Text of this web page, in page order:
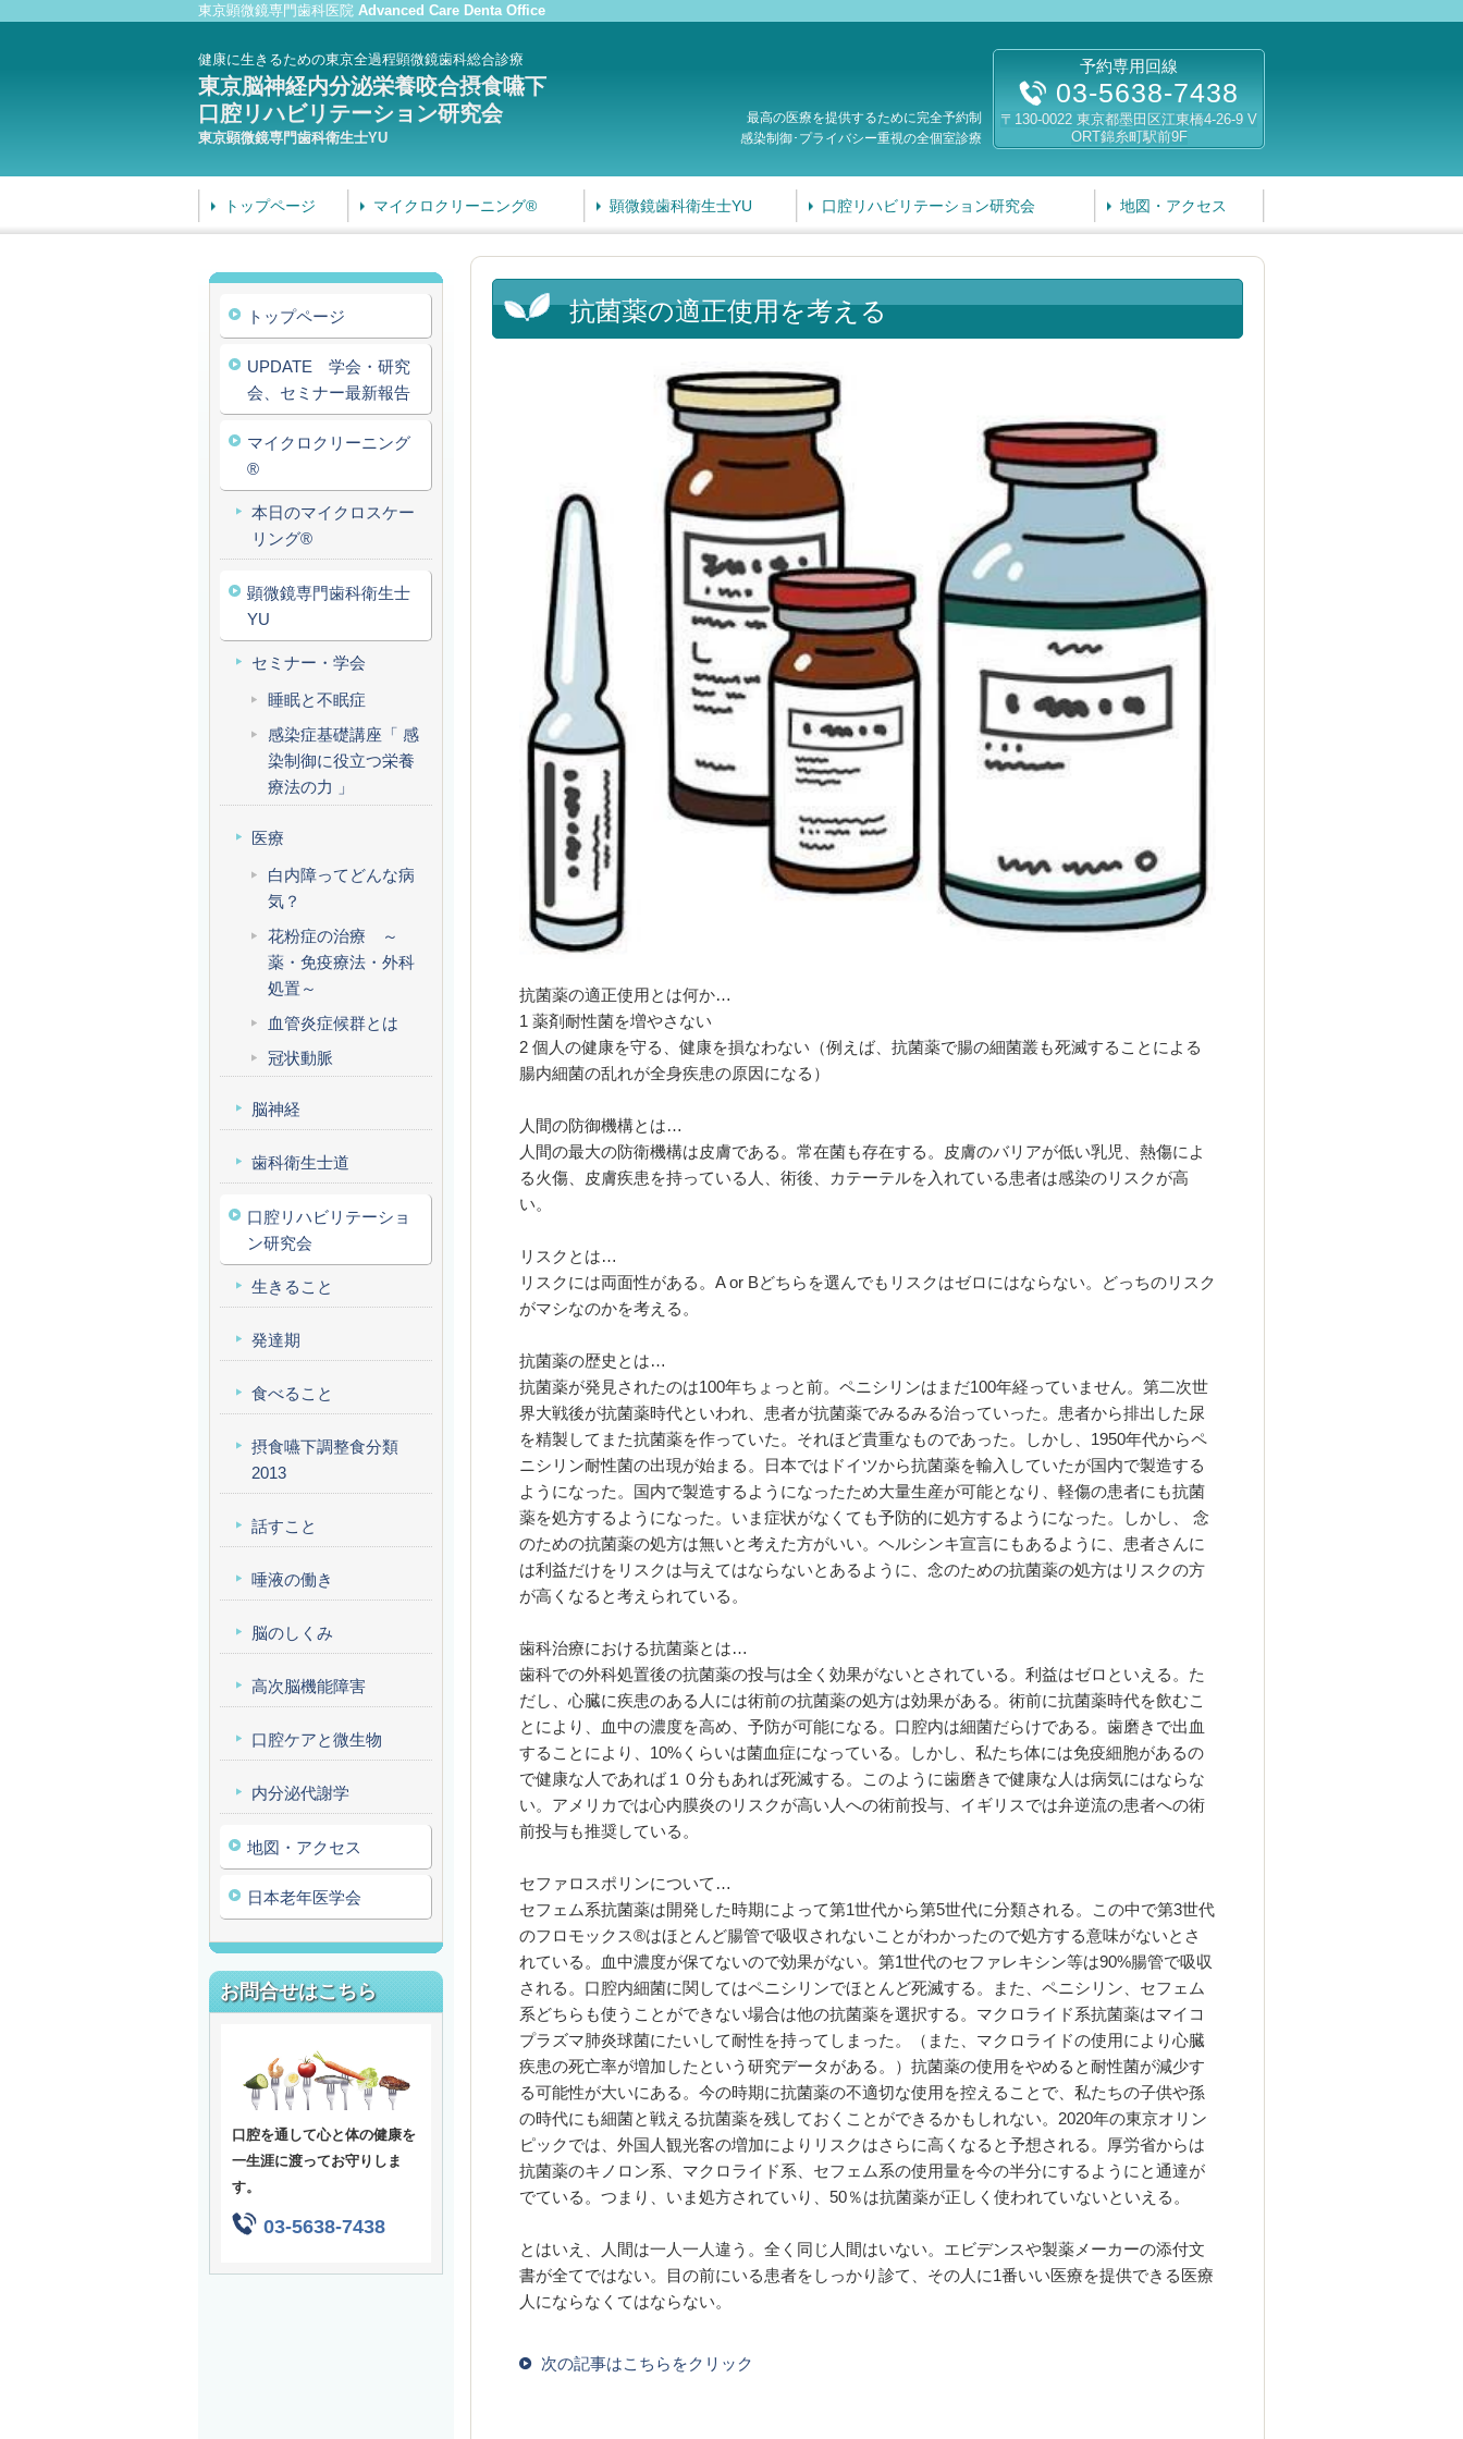
東京顕微鏡専門歯科医院 Advanced Care Denta Office
健康に生きるための東京全過程顕微鏡歯科総合診療
東京脳神経内分泌栄養咬合摂食嚥下
口腔リハビリテーション研究会
東京顕微鏡専門歯科衛生士YU
最高の医療を提供するために完全予約制
感染制御･プライバシー重視の全個室診療
予約専用回線
03-5638-7438
〒130-0022 東京都墨田区江東橋4-26-9 V
ORT錦糸町駅前9F
トップページ マイクロクリーニング® 顕微鏡歯科衛生士YU 口腔リハビリテーション研究会 地図・アクセス
抗菌薬の適正使用を考える
抗菌薬の適正使用とは何か…
1 薬剤耐性菌を増やさない
2 個人の健康を守る、健康を損なわない（例えば、抗菌薬で腸の細菌叢も死滅することによる
腸内細菌の乱れが全身疾患の原因になる）
人間の防御機構とは…
人間の最大の防衛機構は皮膚である。常在菌も存在する。皮膚のバリアが低い乳児、熱傷によ
る火傷、皮膚疾患を持っている人、術後、カテーテルを入れている患者は感染のリスクが高
い。
リスクとは…
リスクには両面性がある。A or Bどちらを選んでもリスクはゼロにはならない。どっちのリスク
がマシなのかを考える。
抗菌薬の歴史とは…
抗菌薬が発見されたのは100年ちょっと前。ペニシリンはまだ100年経っていません。第二次世
界大戦後が抗菌薬時代といわれ、患者が抗菌薬でみるみる治っていった。患者から排出した尿
を精製してまた抗菌薬を作っていた。それほど貴重なものであった。しかし、1950年代からペ
ニシリン耐性菌の出現が始まる。日本ではドイツから抗菌薬を輸入していたが国内で製造する
ようになった。国内で製造するようになったため大量生産が可能となり、軽傷の患者にも抗菌
薬を処方するようになった。いま症状がなくても予防的に処方するようになった。しかし、 念
のための抗菌薬の処方は無いと考えた方がいい。ヘルシンキ宣言にもあるように、患者さんに
は利益だけをリスクは与えてはならないとあるように、念のための抗菌薬の処方はリスクの方
が高くなると考えられている。
歯科治療における抗菌薬とは…
歯科での外科処置後の抗菌薬の投与は全く効果がないとされている。利益はゼロといえる。た
だし、心臓に疾患のある人には術前の抗菌薬の処方は効果がある。術前に抗菌薬時代を飲むこ
とにより、血中の濃度を高め、予防が可能になる。口腔内は細菌だらけである。歯磨きで出血
することにより、10%くらいは菌血症になっている。しかし、私たち体には免疫細胞があるの
で健康な人であれば１０分もあれば死滅する。このように歯磨きで健康な人は病気にはならな
い。アメリカでは心内膜炎のリスクが高い人への術前投与、イギリスでは弁逆流の患者への術
前投与も推奨している。
セファロスポリンについて…
セフェム系抗菌薬は開発した時期によって第1世代から第5世代に分類される。この中で第3世代
のフロモックス®はほとんど腸管で吸収されないことがわかったので処方する意味がないとさ
れている。血中濃度が保てないので効果がない。第1世代のセファレキシン等は90%腸管で吸収
される。口腔内細菌に関してはペニシリンでほとんど死滅する。また、ペニシリン、セフェム
系どちらも使うことができない場合は他の抗菌薬を選択する。マクロライド系抗菌薬はマイコ
プラズマ肺炎球菌にたいして耐性を持ってしまった。（また、マクロライドの使用により心臓
疾患の死亡率が増加したという研究データがある。）抗菌薬の使用をやめると耐性菌が減少す
る可能性が大いにある。今の時期に抗菌薬の不適切な使用を控えることで、私たちの子供や孫
の時代にも細菌と戦える抗菌薬を残しておくことができるかもしれない。2020年の東京オリン
ピックでは、外国人観光客の増加によりリスクはさらに高くなると予想される。厚労省からは
抗菌薬のキノロン系、マクロライド系、セフェム系の使用量を今の半分にするようにと通達が
でている。つまり、いま処方されていり、50％は抗菌薬が正しく使われていないといえる。
とはいえ、人間は一人一人違う。全く同じ人間はいない。エビデンスや製薬メーカーの添付文
書が全てではない。目の前にいる患者をしっかり診て、その人に1番いい医療を提供できる医療
人にならなくてはならない。
次の記事はこちらをクリック
トップページ
UPDATE 学会・研究
会、セミナー最新報告
マイクロクリーニング
®
本日のマイクロスケー
リング®
顕微鏡専門歯科衛生士
YU
セミナー・学会
睡眠と不眠症
感染症基礎講座「 感
染制御に役立つ栄養
療法の力 」
医療
白内障ってどんな病
気？
花粉症の治療 ～
薬・免疫療法・外科
処置～
血管炎症候群とは
冠状動脈
脳神経
歯科衛生士道
口腔リハビリテーショ
ン研究会
生きること
発達期
食べること
摂食嚥下調整食分類
2013
話すこと
唾液の働き
脳のしくみ
高次脳機能障害
口腔ケアと微生物
内分泌代謝学
地図・アクセス
日本老年医学会
お問合せはこちら
口腔を通して心と体の健康を
一生涯に渡ってお守りしま
す。
03-5638-7438